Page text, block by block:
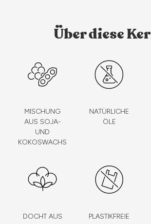
Über diese
MISCHUNG
AUS SOJA-
UND
KOKOSWACHS
NATÜRLICHE
ÖLE
DOCHT AUS
PLASTIKFREIE